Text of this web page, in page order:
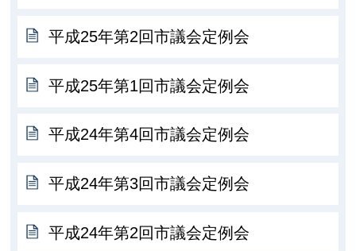
平成25年第2回市議会定例会
平成25年第1回市議会定例会
平成24年第4回市議会定例会
平成24年第3回市議会定例会
平成24年第2回市議会定例会